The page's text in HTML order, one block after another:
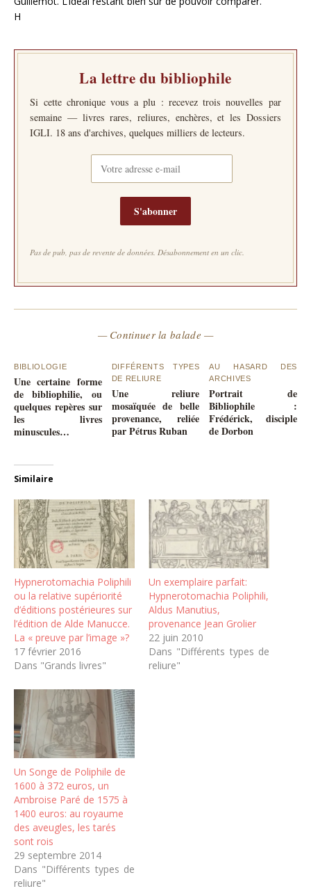
H
La lettre du bibliophile
Si cette chronique vous a plu : recevez trois nouvelles par
semaine — livres rares, reliures, enchères, et les Dossiers
IGLI. 18 ans d'archives, quelques milliers de lecteurs.
S'abonner
Pas de pub, pas de revente de données. Désabonnement en un clic.
— Continuer la balade —
BIBLIOLOGIE
Une certaine forme
de bibliophilie, ou
quelques repères sur
les livres
minuscules…
DIFFÉRENTS TYPES
DE RELIURE
Une reliure
mosaïquée de belle
provenance, reliée
par Pétrus Ruban
AU HASARD DES
ARCHIVES
Portrait de
Bibliophile :
Frédérick, disciple
de Dorbon
Similaire
Hypnerotomachia Poliphili
ou la relative supériorité
d’éditions postérieures sur
l’édition de Alde Manucce.
La « preuve par l’image »?
17 février 2016
Dans "Grands livres"
Un exemplaire parfait:
Hypnerotomachia Poliphili,
Aldus Manutius,
provenance Jean Grolier
22 juin 2010
Dans "Différents types de
reliure"
Un Songe de Poliphile de
1600 à 372 euros, un
Ambroise Paré de 1575 à
1400 euros: au royaume
des aveugles, les tarés
sont rois
29 septembre 2014
Dans "Différents types de
reliure"